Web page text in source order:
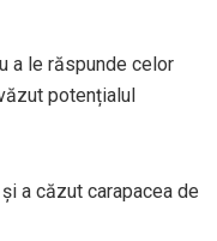
a le răspunde celor
potențialul
a căzut carapacea de